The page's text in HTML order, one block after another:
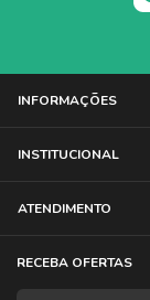
INFORMAÇÕES
INSTITUCIONAL
ATENDIMENTO
RECEBA OFERTAS